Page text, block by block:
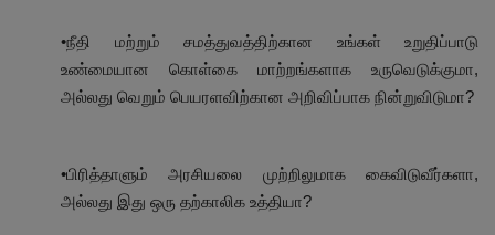
•நீதி மற்றும் சமத்துவத்திற்கான உங்கள் உறுதிப்பாடு
உண்மையான கொள்கை மாற்றங்களாக உருவெடுக்குமா,
அல்லது வெறும் பெயரளவிற்கான அறிவிப்பாக நின்றுவிடுமா?
•பிரித்தாளும் அரசியலை முற்றிலுமாக கைவிடுவீர்களா,
அல்லது இது ஒரு தற்காலிக உத்தியா?